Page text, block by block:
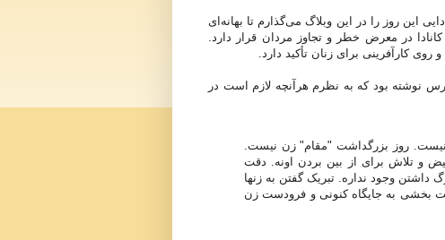
این روز را در این وبلاگ می‌گذارم تا بهانه‌ای
در معرض خطر و تجاوز مردان قرار دارد.
کارآفرینی برای زنان تأکید دارد.
دوستی در فیسبوک خود جمله‌ای به مناسبت ۸ مارس نوشته بود که به نظرم هرآنچه لازم است در
نیست. روز بزرگداشت "مقام" زن نیست.
و تلاش برای از بین بردن اونه. دقت
وجود نداره. تبریک گفتن به زنها
بخشی به جایگاه کنونی و فرودست زن